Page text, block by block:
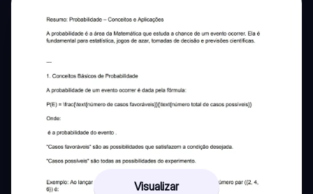
Visualizar